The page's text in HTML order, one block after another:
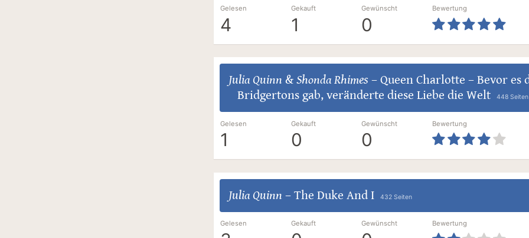
Gelesen
4
Gekauft
1
Gewünscht
0
Bewertung
Julia Quinn & Shonda Rhimes – Queen Charlotte – Bevor es
Bridgertons gab, veränderte diese Liebe die Welt
448 Seiten
Gelesen
1
Gekauft
0
Gewünscht
0
Bewertung
Julia Quinn – The Duke And I 432 Seiten
Gelesen Gekauft Gewünscht Bewertung